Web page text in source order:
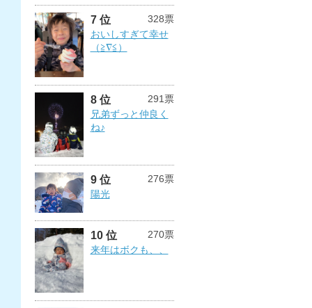
7 位
328票
おいしすぎて幸せ
（≧∇≦）
8 位
291票
兄弟ずっと仲良く
ね♪
9 位
276票
陽光
10 位
270票
来年はボクも、、